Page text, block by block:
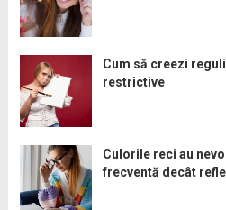
Cum să creezi
restrictive
Culorile reci au
frecventă decât